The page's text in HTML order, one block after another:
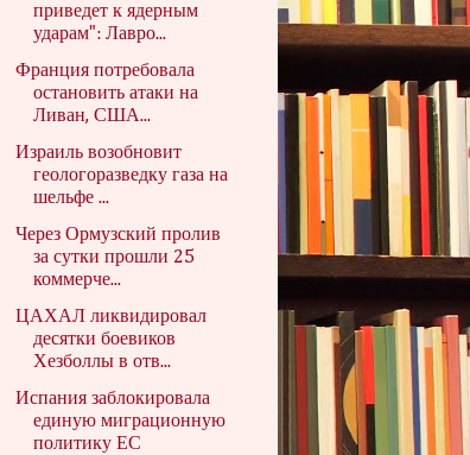
приведет к ядерным
ударам": Лавро...
Франция потребовала
остановить атаки на
Ливан, США...
Израиль возобновит
геологоразведку газа на
шельфе ...
Через Ормузский пролив
за сутки прошли 25
коммерче...
ЦАХАЛ ликвидировал
десятки боевиков
Хезболлы в отв...
Испания заблокировала
единую миграционную
политику ЕС